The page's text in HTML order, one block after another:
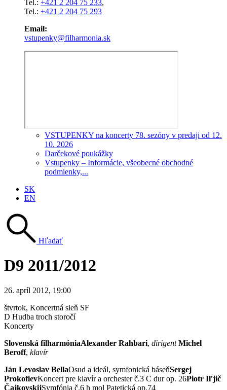
Tel.: +421 2 204 75 233,
Tel.: +421 2 204 75 293
Email:
vstupenky@filharmonia.sk
VSTUPENKY na koncerty 78. sezóny v predaji od 12.
10. 2026
Darčekové poukážky
Vstupenky – Informácie, všeobecné obchodné
podmienky,...
SK
EN
Hľadať
D9 2011/2012
26. apríl 2012, 19:00
štvrtok, Koncertná sieň SF
D Hudba troch storočí
Koncerty
Slovenská filharmóniaAlexander Rahbari, dirigentMichel
Beroff, klavír
Ján Levoslav BellaOsud a ideál, symfonická báseňSergej
ProkofievKoncert pre klavír a orchester č.3 C dur op. 26Piotr Iľjič
ČajkovskijSymfónia č.6 h mol Patetická op.74